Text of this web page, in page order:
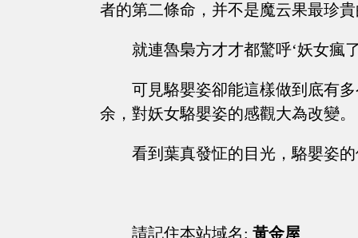
者的第二條命，并不是魔云果最珍
就連魯梟方才才都驚呼‘妖女瘋
可見駱嬰姿卻能這樣做到底有
余，對妖女駱嬰姿的感觀大為改變。
看到葉真發怔的目光，駱嬰姿
請記住本站域名: 黃金屋